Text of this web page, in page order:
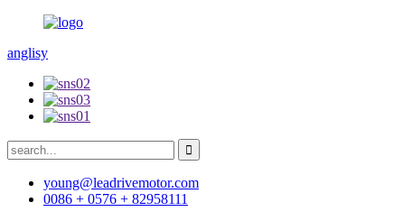
anglisy
young@leadrivemotor.com
0086 + 0576 + 82958111